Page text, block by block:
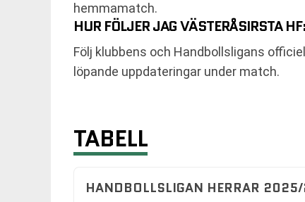
hemmamatch.
HUR FÖLJER JAG VÄSTERÅSIRSTA
Följ klubbens och Handbollsligans
löpande uppdateringar under match.
TABELL
HANDBOLLSLIGAN HERRAR